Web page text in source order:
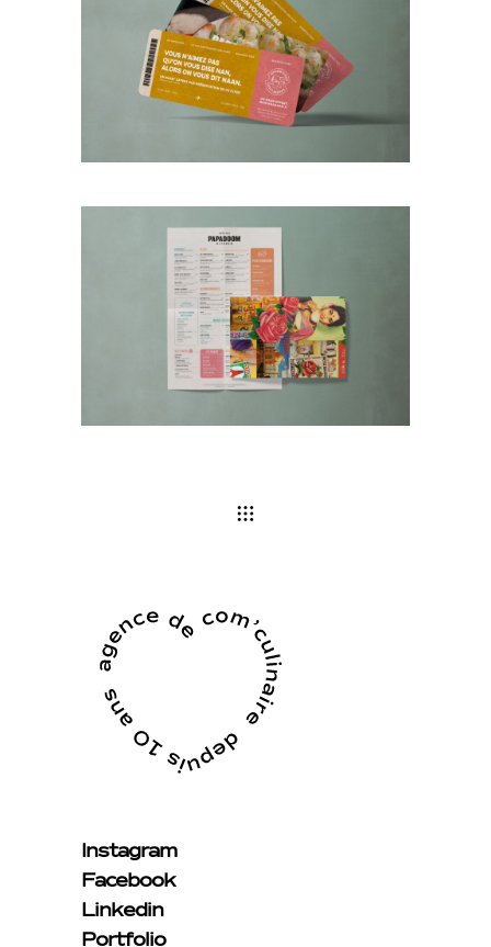
Instagram
Facebook
Linkedin
Portfolio